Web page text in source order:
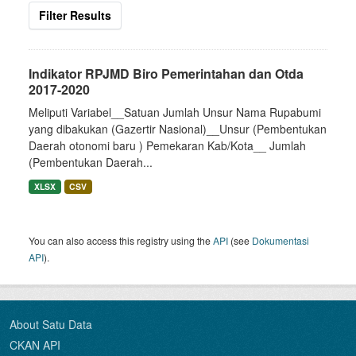
Filter Results
Indikator RPJMD Biro Pemerintahan dan Otda
2017-2020
Meliputi Variabel__Satuan Jumlah Unsur Nama Rupabumi
yang dibakukan (Gazertir Nasional)__Unsur (Pembentukan
Daerah otonomi baru ) Pemekaran Kab/Kota__ Jumlah
(Pembentukan Daerah...
XLSX CSV
You can also access this registry using theAPI (see Dokumentasi
API).
About Satu Data
CKAN API